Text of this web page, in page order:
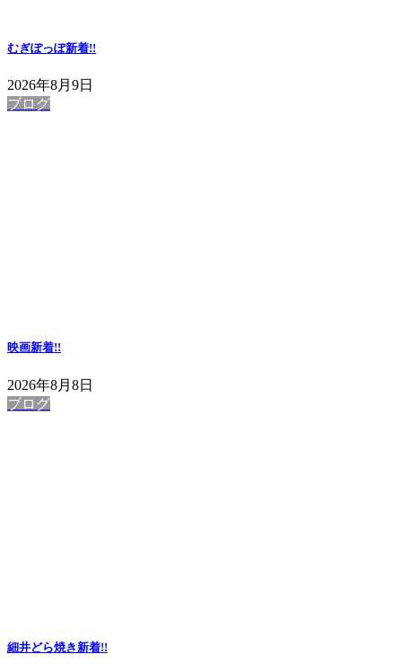
むぎぽっぽ新着!!
2026年8月9日
ブログ
映画新着!!
2026年8月8日
ブログ
細井どら焼き新着!!